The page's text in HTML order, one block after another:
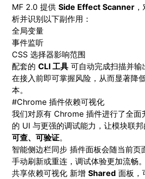
MF 2.0 提供 Side Effect Scanner
析并识别以下副作用：
全局变量
事件监听
CSS 选择器影响范围
配套的 CLI 工具 可自动完成扫描并
在接入前即可掌握风险，从而显著降
本。
#Chrome 插件依赖可视化
我们对原有 Chrome 插件进行了全面
的 UI 与更强的调试能力，让模块联
可查、可验证。
智能侧边栏同步 插件面板会随当前页
手动刷新或重连，调试体验更加流畅。
共享依赖可视化 新增 Shared 面板，